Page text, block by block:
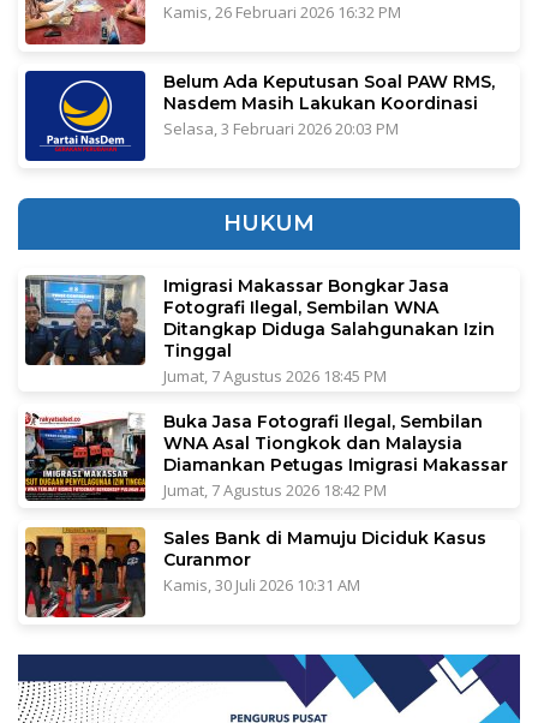
Kamis, 26 Februari 2026 16:32 PM
Belum Ada Keputusan Soal PAW RMS,
Nasdem Masih Lakukan Koordinasi
Selasa, 3 Februari 2026 20:03 PM
HUKUM
Imigrasi Makassar Bongkar Jasa
Fotografi Ilegal, Sembilan WNA
Ditangkap Diduga Salahgunakan Izin
Tinggal
Jumat, 7 Agustus 2026 18:45 PM
Buka Jasa Fotografi Ilegal, Sembilan
WNA Asal Tiongkok dan Malaysia
Diamankan Petugas Imigrasi Makassar
Jumat, 7 Agustus 2026 18:42 PM
Sales Bank di Mamuju Diciduk Kasus
Curanmor
Kamis, 30 Juli 2026 10:31 AM